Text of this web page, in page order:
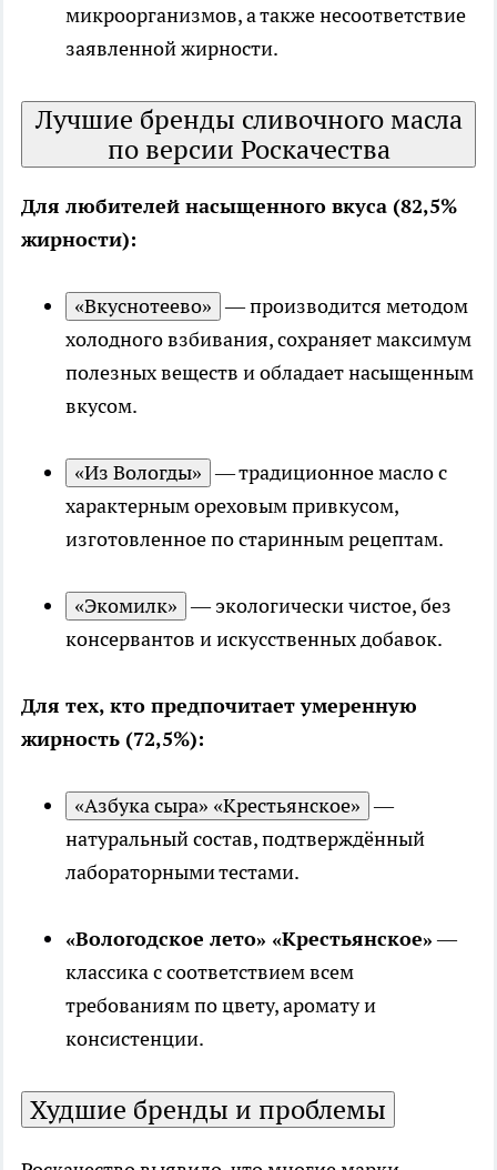
микроорганизмов, а также несоответствие
заявленной жирности.
Лучшие бренды сливочного масла
по версии Роскачества
Для любителей насыщенного вкуса (82,5%
жирности):
«Вкуснотеево» — производится методом
холодного взбивания, сохраняет максимум
полезных веществ и обладает насыщенным
вкусом.
«Из Вологды» — традиционное масло с
характерным ореховым привкусом,
изготовленное по старинным рецептам.
«Экомилк» — экологически чистое, без
консервантов и искусственных добавок.
Для тех, кто предпочитает умеренную
жирность (72,5%):
«Азбука сыра» «Крестьянское» —
натуральный состав, подтверждённый
лабораторными тестами.
«Вологодское лето» «Крестьянское»—
классика с соответствием всем
требованиям по цвету, аромату и
консистенции.
Худшие бренды и проблемы